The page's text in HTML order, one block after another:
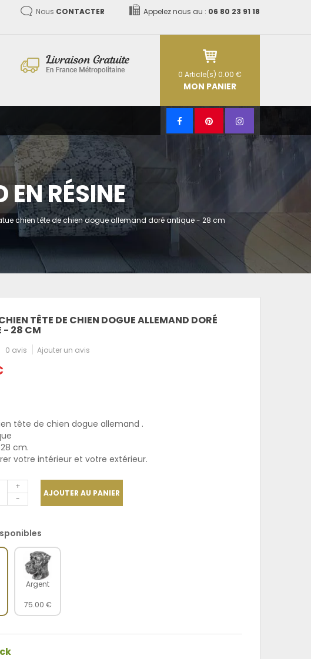
Nous CONTACTER Appelez nous au : 06 80 23 91 18
0 Article(s) 0.00 €
MON PANIER
RÉSINE
chien tête de chien dogue allemand doré antique - 28 cm
TÊTE DE CHIEN DOGUE ALLEMAND DORÉ
- 28 CM
0 avis Ajouter un avis
tête de chien dogue allemand .
cm.
votre intérieur et votre extérieur.
+
-
AJOUTER AU PANIER
Argent
75.00 €